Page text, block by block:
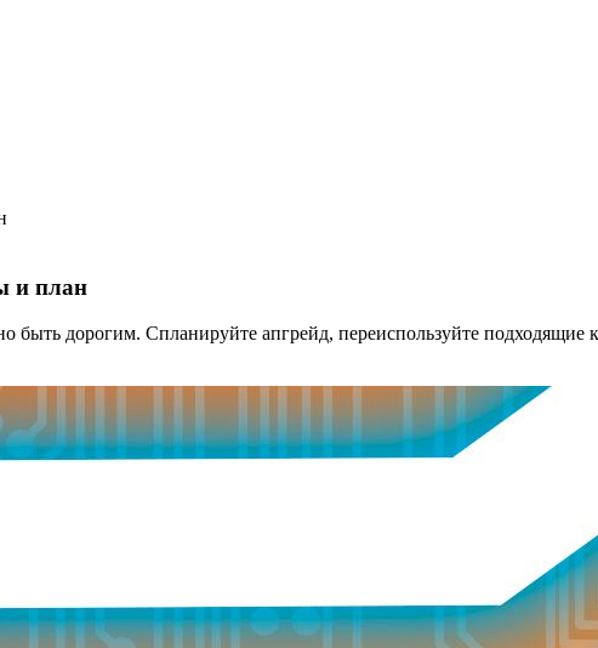
и план
быть дорогим. Спланируйте апгрейд, переиспользуйте подходящие